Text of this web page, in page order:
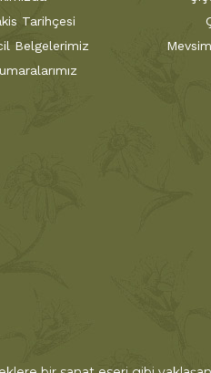
Tarihçesi
Belgelerimiz